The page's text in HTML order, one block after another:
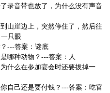
录音带也放了，为什么没有声音
山崖边上，突然停住了，然后往
只眼
---答案：谜底
哪种动物？---答案：人
什么在参加宴会时还要拔掉一
自己还是要付钱？---答案：吃官